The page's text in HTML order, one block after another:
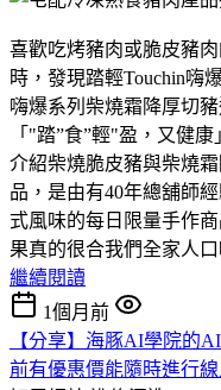
喜歡吃烤豬肉或脆皮豬
時，發現踏輕Touchin嗨
嗨爆系列柴燒霜降厚切
「"踏”食”輕"盈，又健
介紹柴燒脆皮豬與柴燒
品，是由有40年總舖師
式風味的每日限量手作
果真的很合我們全家人口
繼續閱讀
1個月前
【分享】海豚AI學院的
前有優惠價能隨時進行